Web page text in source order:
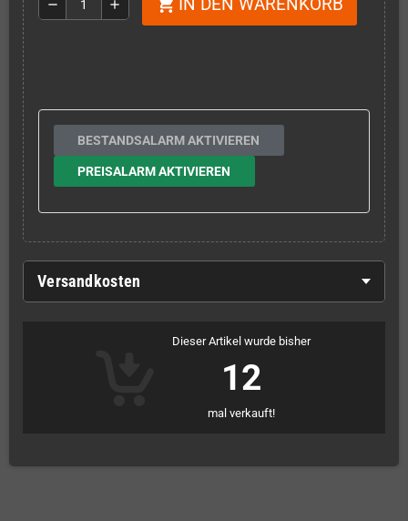
remove add shopping_cart
BESTANDSALARM AKTIVIEREN
PREISALARM AKTIVIEREN
Versandkosten
Dieser Artikel wurde bisher
12
mal verkauft!